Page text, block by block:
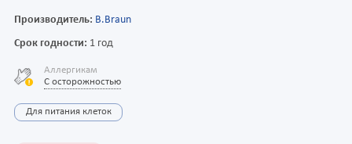
Производитель: B.Braun
Срок годности: 1 год
Аллергикам
С осторожностью
Для питания клеток